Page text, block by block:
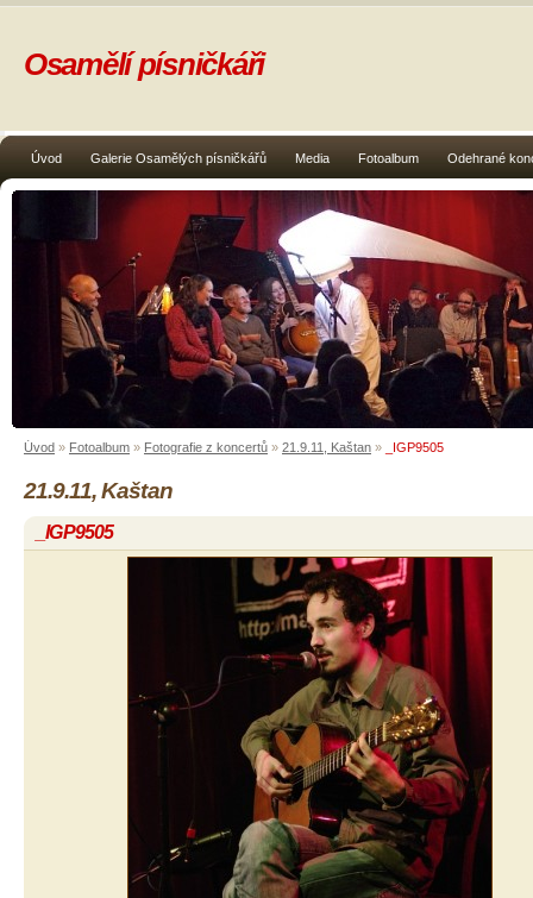
Úvod Galerie Osamělých písničkářů Media Fotoalbum Odehrané
Osamělí písničkáři
Úvod » Fotoalbum » Fotografie z koncertů » 21.9.11, Kaštan » _IGP9505
21.9.11, Kaštan
_IGP9505